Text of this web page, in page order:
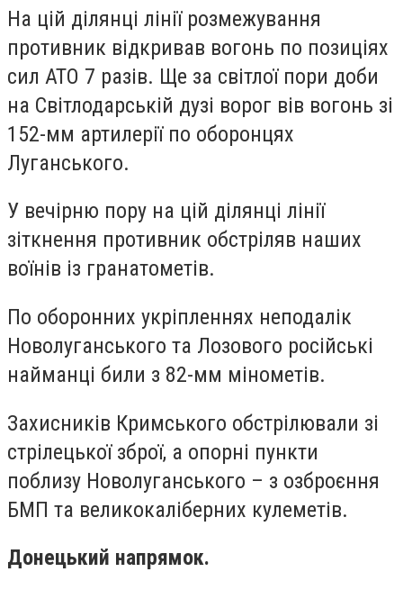
На цій ділянці лінії розмежування
противник відкривав вогонь по позиціях
сил АТО 7 разів. Ще за світлої пори доби
на Світлодарській дузі ворог вів вогонь зі
152-мм артилерії по оборонцях
Луганського.
У вечірню пору на цій ділянці лінії
зіткнення противник обстріляв наших
воїнів із гранатометів.
По оборонних укріпленнях неподалік
Новолуганського та Лозового російські
найманці били з 82-мм мінометів.
Захисників Кримського обстрілювали зі
стрілецької зброї, а опорні пункти
поблизу Новолуганського – з озброєння
БМП та великокаліберних кулеметів.
Донецький напрямок.